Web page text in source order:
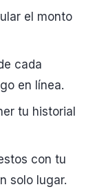
el monto
cada
en línea.
tu historial
con tu
solo lugar.